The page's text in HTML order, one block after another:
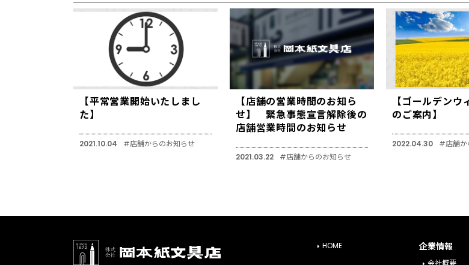
【平常営業開始いたしまし
た】
2021.10.04 #店舗からのお知らせ
【店舗の営業時間のお知ら
せ】 緊急事態宣言解除後の
店舗営業時間のお知らせ
2021.03.22 #店舗からのお知らせ
【ゴールデンウ
のご案内】
2022.04.30 #店舗か
HOME 企業情報
会社概要